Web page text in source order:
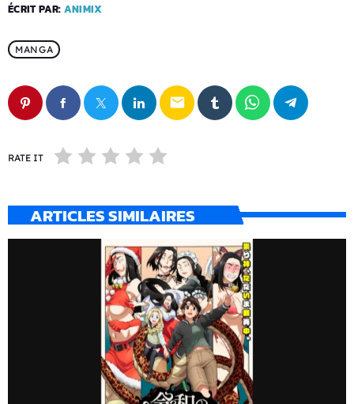
ÉCRIT PAR: ANIMIX
MANGA
email
RATE IT
ARTICLES SIMILAIRES